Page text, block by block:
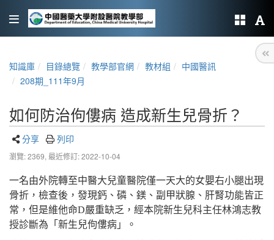
知識庫 目錄總覽 教學部官網 教材組
中國醫訊
208期_111年9月
如何防治佝僂病 造成新生兒骨折？
分享 列印
瀏覽: 2369, 最近修訂: 2022-10-04
一名由外院轉至中醫大兒童醫院僅一天大的女嬰右小腿出現
骨折，檢查後，發現鈣、磷、鎂、副甲狀腺、肝腎功能皆正
常，但是維他命D嚴重缺乏，經本院新生兒科主任林鴻志教
授診斷為「新生兒佝僂病」。